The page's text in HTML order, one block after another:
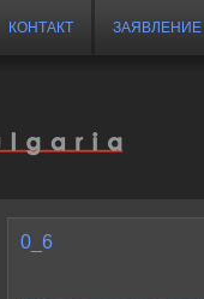
КОНТАКТ
0_6